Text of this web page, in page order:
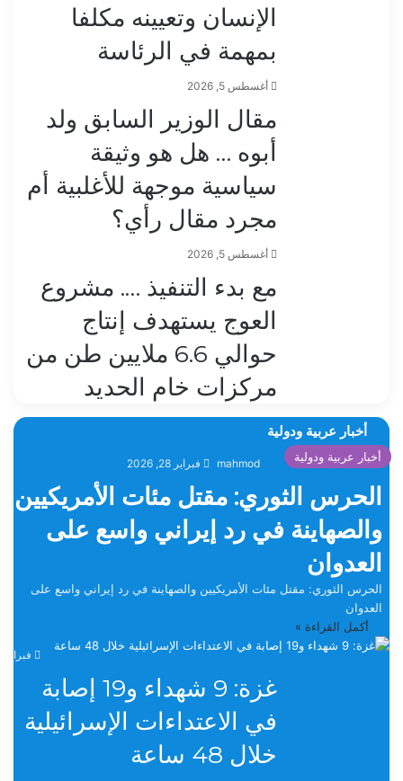
الإنسان وتعيينه مكلفا
بمهمة في الرئاسة
أغسطس 5, 2026
مقال الوزير السابق ولد
أبوه … هل هو وثيقة
سياسية موجهة للأغلبية أم
مجرد مقال رأي؟
أغسطس 5, 2026
مع بدء التنفيذ …. مشروع
العوج يستهدف إنتاج
حوالي 6.6 ملايين طن من
مركزات خام الحديد
أخبار عربية ودولية
أخبار عربية ودولية mahmod فبراير 28, 2026
الحرس الثوري: مقتل مئات الأمريكيين
والصهاينة في رد إيراني واسع على
العدوان
الحرس الثوري: مقتل مئات الأمريكيين والصهاينة في رد إيراني واسع على
العدوان
أكمل القراءة »
فبراير 28, 2026
غزة: 9 شهداء و19 إصابة
في الاعتداءات الإسرائيلية
خلال 48 ساعة